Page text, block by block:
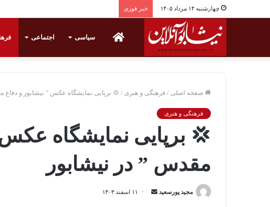
چهارشنبه ۱۴ مرداد ۱۴۰۵ خبر فوری
سیاسی اجتماعی
صفحه اصلی / فرهنگی و هنری / 💢 برپایی نمایشگاه عکس ” نیشابور و دفاع
فرهنگی و هنری
💢 برپایی نمایشگاه
مقدس ” در نیشابور
مجید پورسعید ۱۱ اسفند ۱۴۰۳